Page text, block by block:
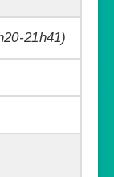
21h41)